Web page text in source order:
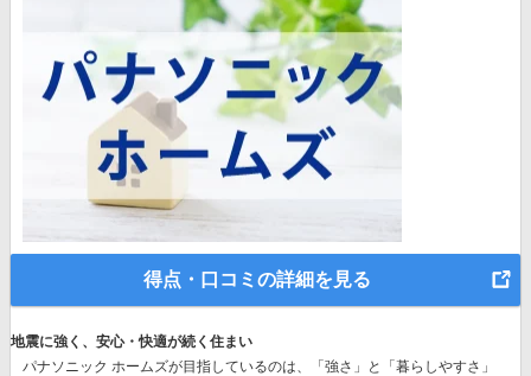
得点・口コミの詳細を見る
地震に強く、安心・快適が続く住まい
パナソニック ホームズが目指しているのは、「強さ」と「暮らしやすさ」